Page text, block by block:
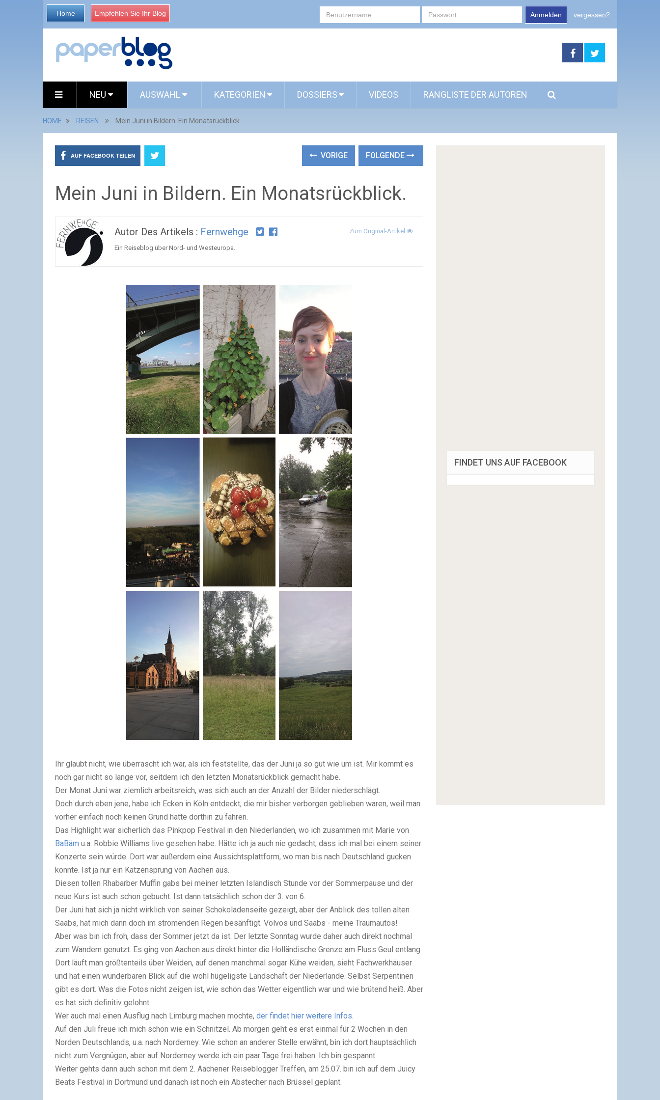
Home Empfehlen Sie Ihr Blog Anmelden vergessen?
NEU AUSWAHL KATEGORIEN DOSSIERS VIDEOS RANGLISTE DER AUTOREN
HOME REISEN Mein Juni in Bildern. Ein Monatsrückblick.
AUF FACEBOOK TEILEN VORIGE FOLGENDE
Mein Juni in Bildern. Ein Monatsrückblick.
Autor Des Artikels : Fernwehge Zum Original-Artikel
Ein Reiseblog über Nord- und Westeuropa.
Ihr glaubt nicht, wie überrascht ich war, als ich feststellte, das der Juni ja so gut wie um ist. Mir kommt es
noch gar nicht so lange vor, seitdem ich den letzten Monatsrückblick gemacht habe.
Der Monat Juni war ziemlich arbeitsreich, was sich auch an der Anzahl der Bilder niederschlägt.
Doch durch eben jene, habe ich Ecken in Köln entdeckt, die mir bisher verborgen geblieben waren, weil man
vorher einfach noch keinen Grund hatte dorthin zu fahren.
Das Highlight war sicherlich das Pinkpop Festival in den Niederlanden, wo ich zusammen mit Marie von
BaBäm u.a. Robbie Williams live gesehen habe. Hätte ich ja auch nie gedacht, dass ich mal bei einem seiner
Konzerte sein würde. Dort war außerdem eine Aussichtsplattform, wo man bis nach Deutschland gucken
konnte. Ist ja nur ein Katzensprung von Aachen aus.
Diesen tollen Rhabarber Muffin gabs bei meiner letzten Isländisch Stunde vor der Sommerpause und der
neue Kurs ist auch schon gebucht. Ist dann tatsächlich schon der 3. von 6.
Der Juni hat sich ja nicht wirklich von seiner Schokoladenseite gezeigt, aber der Anblick des tollen alten
Saabs, hat mich dann doch im strömenden Regen besänftigt. Volvos und Saabs - meine Traumautos!
Aber was bin ich froh, dass der Sommer jetzt da ist. Der letzte Sonntag wurde daher auch direkt nochmal
zum Wandern genutzt. Es ging von Aachen aus direkt hinter die Holländische Grenze am Fluss Geul entlang.
Dort läuft man größtenteils über Weiden, auf denen manchmal sogar Kühe weiden, sieht Fachwerkhäuser
und hat einen wunderbaren Blick auf die wohl hügeligste Landschaft der Niederlande. Selbst Serpentinen
gibt es dort. Was die Fotos nicht zeigen ist, wie schön das Wetter eigentlich war und wie brütend heiß. Aber
es hat sich definitiv gelohnt.
Wer auch mal einen Ausflug nach Limburg machen möchte, der findet hier weitere Infos.
Auf den Juli freue ich mich schon wie ein Schnitzel. Ab morgen geht es erst einmal für 2 Wochen in den
Norden Deutschlands, u.a. nach Norderney. Wie schon an anderer Stelle erwähnt, bin ich dort hauptsächlich
nicht zum Vergnügen, aber auf Norderney werde ich ein paar Tage frei haben. Ich bin gespannt.
Weiter gehts dann auch schon mit dem 2. Aachener Reiseblogger Treffen, am 25.07. bin ich auf dem Juicy
Beats Festival in Dortmund und danach ist noch ein Abstecher nach Brüssel geplant.
FINDET UNS AUF FACEBOOK